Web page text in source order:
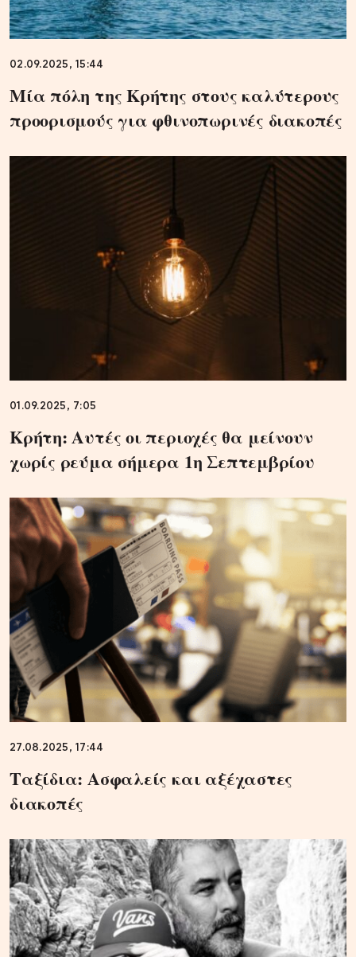
02.09.2025, 15:44
Μία πόλη της Κρήτης στους καλύτερους
προορισμούς για φθινοπωρινές διακοπές
01.09.2025, 7:05
Κρήτη: Αυτές οι περιοχές θα μείνουν
χωρίς ρεύμα σήμερα 1η Σεπτεμβρίου
27.08.2025, 17:44
Ταξίδια: Ασφαλείς και αξέχαστες
διακοπές